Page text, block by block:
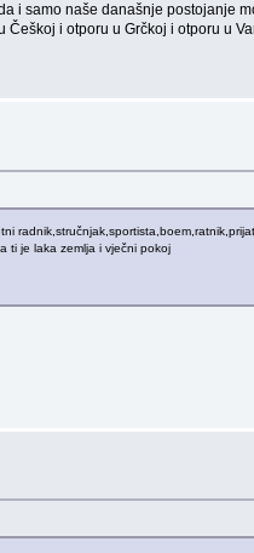
i samo naše današnje postojanje
i otporu u Grčkoj i otporu u
ti je laka zemlja i vječni pokoj